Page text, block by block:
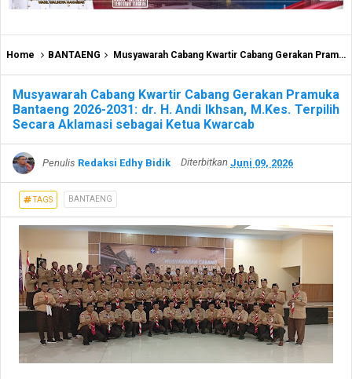
Home BANTAENG Musyawarah Cabang Kwartir Cabang Gerakan Pramuka Bantaeng 2026-2031: dr. H. Andi Ikhsan, M.Kes. Terpilih Secara Aklamasi sebagai Ketua Kwarcab
Musyawarah Cabang Kwartir Cabang Gerakan Pramuka
Bantaeng 2026-2031: dr. H. Andi Ikhsan, M.Kes. Terpilih
Secara Aklamasi sebagai Ketua Kwarcab
Penulis Redaksi Edhy Bidik Diterbitkan Juni 09, 2026
TAGS BANTAENG